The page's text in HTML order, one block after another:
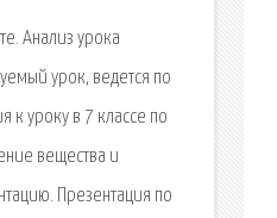
Анализ урока
урок, ведется по
к уроку в 7 классе по
вещества и
Презентация по